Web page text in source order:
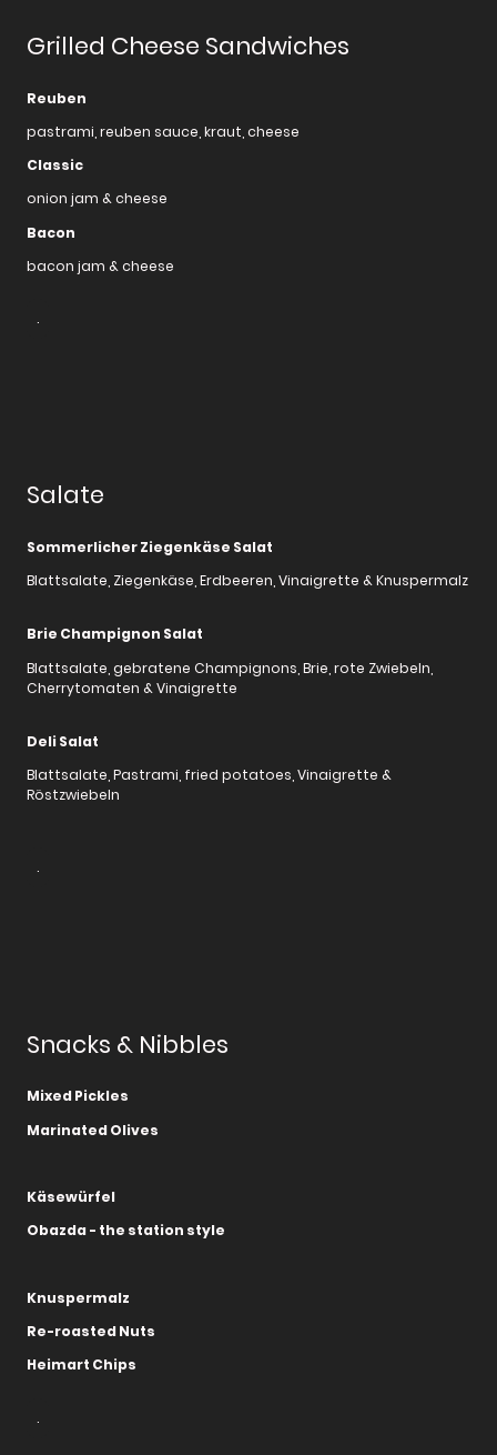
Grilled Cheese Sandwiches
Reuben
pastrami, reuben sauce, kraut, cheese
Classic
onion jam & cheese
Bacon
bacon jam & cheese
.
Salate
Sommerlicher Ziegenkäse Salat
Blattsalate, Ziegenkäse, Erdbeeren, Vinaigrette & Knuspermalz
Brie Champignon Salat
Blattsalate, gebratene Champignons, Brie, rote Zwiebeln,
Cherrytomaten & Vinaigrette
Deli Salat
Blattsalate, Pastrami, fried potatoes, Vinaigrette &
Röstzwiebeln
.
Snacks & Nibbles
Mixed Pickles
Marinated Olives
Käsewürfel
Obazda - the station style
Knuspermalz
Re-roasted Nuts
Heimart Chips
.